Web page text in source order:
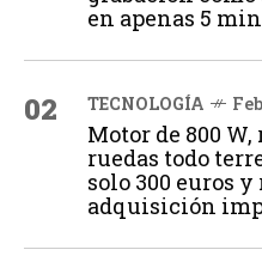
en apenas 5
02 TECNOLOGÍA
Motor de 800
ruedas todo
solo 300 euros
adquisición